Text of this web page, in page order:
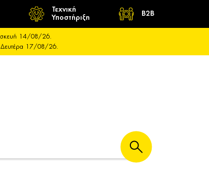
Τεχνική
Υποστήριξη
B2B
14/08/26.
Δευτέρα 17/08/26.